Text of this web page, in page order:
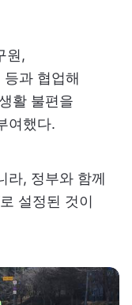
원,
과 협업해
활 불편을
여했다.
라, 정부와 함께
설정된 것이